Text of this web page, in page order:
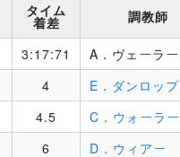
タイム
着差 調教師
3:17:71 A．ヴェーラー
4 E．ダンロップ
4.5 C．ウォーラー
6 D．ウィアー